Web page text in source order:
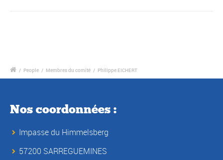
/ People / Membres du comité / Philippe EICHERT
Nos coordonnées :
Impasse du Himmelsberg
57200 SARREGUEMINES